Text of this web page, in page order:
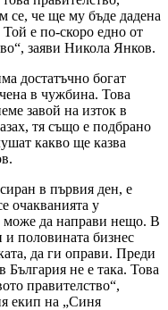
се, че ще му бъде дадена
е по-скоро едно от
заяви Никола Янков.
достатъчно богат
в чужбина. Това
завой на изток в
тя също е подбрано
какво ще казва
в първия ден, е
очакванията у
може да направи нещо. В
половината бизнес
да ги оправи. Преди
България не е така. Това
правителство“,
екип на „Синя